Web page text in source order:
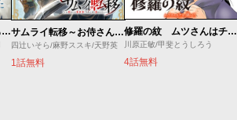
ただ静かに消え去るつもりでした サムライ転移～お侍さんは異世界でもあんまり変わらない～
四辻いそら/麻野ススキ/天野英
1話無料
修羅の紋 ムツさんはチョー強い？！
川原正敏/甲斐とうしろう
4話無料